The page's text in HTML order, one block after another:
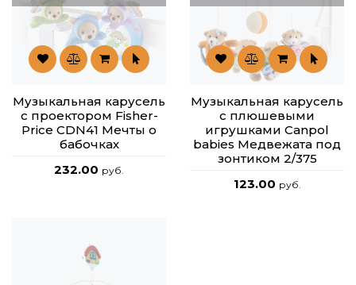
Музыкальная карусель
с проектором Fisher-
Price CDN41 Мечты о
бабочках
232.00 руб.
Музыкальная карусель
с плюшевыми
игрушками Canpol
babies Медвежата под
зонтиком 2/375
123.00 руб.